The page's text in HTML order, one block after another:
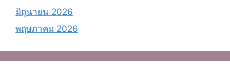
มิถุนายน 2026
พฤษภาคม 2026